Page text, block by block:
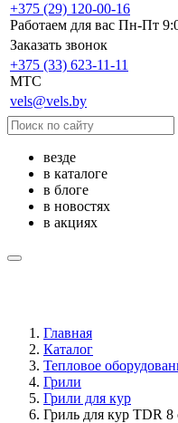
+375 (29) 120-00-16
Работаем для вас Пн-Пт
Заказать звонок
+375 (33) 623-11-11
MTC
vels@vels.by
везде
в каталоге
в блоге
в новостях
в акциях
Главная
Каталог
Тепловое
Грили
Грили для кур
Гриль для кур TDR